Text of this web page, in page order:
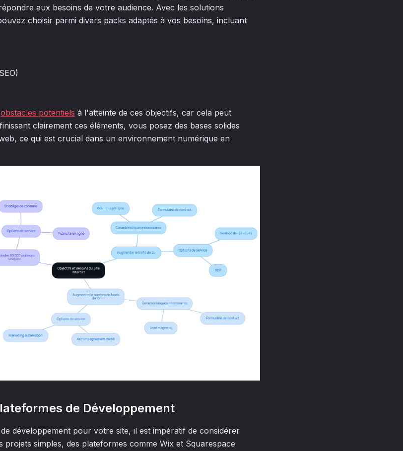
aux besoins de votre audience. Avec les solutions
choisir parmi divers packs adaptés à vos besoins, incluant
obstacles potentiels à l'atteinte de ces objectifs, car cela peut
clairement ces éléments, vous posez des bases solides
ce qui est crucial dans un environnement numérique en
de Développement
développement pour votre site, il est impératif de considérer
simples, des plateformes comme Wix et Squarespace